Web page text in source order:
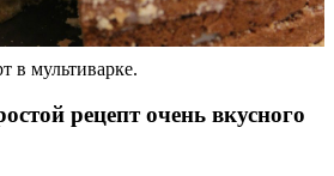
в мультиварке.
рецепт очень вкусного